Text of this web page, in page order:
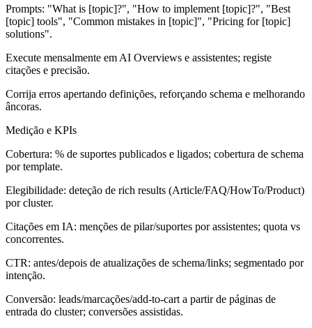
Prompts: "What is [topic]?", "How to implement [topic]?", "Best
[topic] tools", "Common mistakes in [topic]", "Pricing for [topic]
solutions".
Execute mensalmente em AI Overviews e assistentes; registe
citações e precisão.
Corrija erros apertando definições, reforçando schema e melhorando
âncoras.
Medição e KPIs
Cobertura: % de suportes publicados e ligados; cobertura de schema
por template.
Elegibilidade: deteção de rich results (Article/FAQ/HowTo/Product)
por cluster.
Citações em IA: menções de pilar/suportes por assistentes; quota vs
concorrentes.
CTR: antes/depois de atualizações de schema/links; segmentado por
intenção.
Conversão: leads/marcações/add-to-cart a partir de páginas de
entrada do cluster; conversões assistidas.